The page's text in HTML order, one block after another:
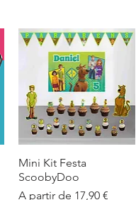
Visualização rápida
Mini Kit Festa
ScoobyDoo
A partir de 17,90 €
Preço promocional